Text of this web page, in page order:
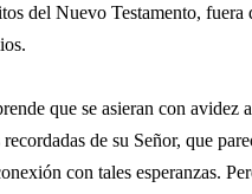
del Nuevo Testamento, fuera
que se asieran con avidez
recordadas de su Señor, que
con tales esperanzas.